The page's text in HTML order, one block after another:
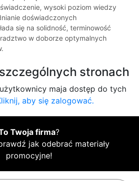
wysoki poziom wiedzy
doświadczonych
się na solidność, terminowość
w doborze optymalnych
stronach
maja dostęp do tych
aby się zalogować.
Twoja firma?
jak odebrać materiały
promocyjne!